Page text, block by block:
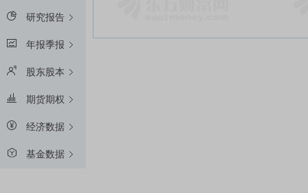
研究报告
年报季报
股东股本
期货期权
经济数据
基金数据